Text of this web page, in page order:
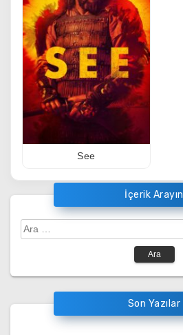
See
İçerik Arayın
Arama:
Son Yazılar